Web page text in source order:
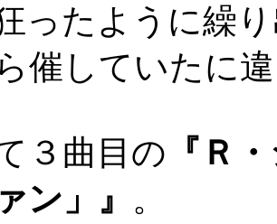
ったように繰
催していたに
３曲目の 『Ｒ
ン」』 。